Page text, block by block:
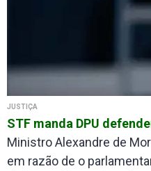
JUSTIÇA
STF manda DPU
Ministro Alexandre de
em razão de o